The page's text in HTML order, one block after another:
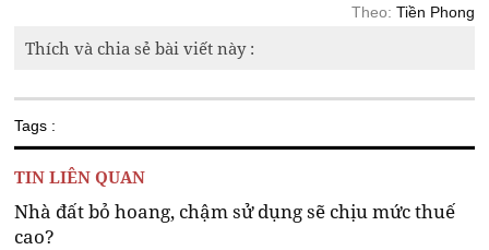
Theo: Tiền Phong
Thích và chia sẻ bài viết này :
Tags :
TIN LIÊN QUAN
Nhà đất bỏ hoang, chậm sử dụng sẽ chịu mức thuế
cao?